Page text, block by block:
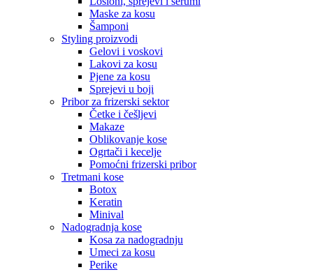
Maske za kosu
Šamponi
Styling proizvodi
Gelovi i voskovi
Lakovi za kosu
Pjene za kosu
Sprejevi u boji
Pribor za frizerski sektor
Četke i češljevi
Makaze
Oblikovanje kose
Ogrtači i kecelje
Pomoćni frizerski pribor
Tretmani kose
Botox
Keratin
Minival
Nadogradnja kose
Kosa za nadogradnju
Umeci za kosu
Perike